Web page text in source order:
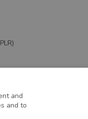
a academias no
and
and to